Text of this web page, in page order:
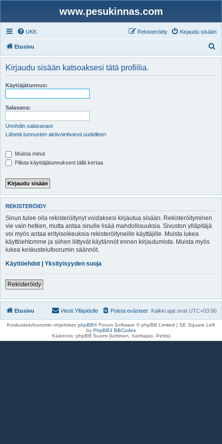
www.pesukinnas.com
UKK Kirjaudu sisään
Rekisteröidy
Etusivu
t
Kirjaudu sisään katsoaksesi tätä profiilia.
Käyttäjätunnus:
Salasana:
Unohdin salasanani
Lähetä tunnusten aktivointiviesti uudelleen
Muista minut
Piilota käyttäjätunnukseni tällä kertaa
REKISTERÖIDY
Sinun tulee olla rekisteröitynyt voidaksesi kirjautua sisään. Rekisteröityminen
vie vain hetken, mutta antaa sinulle lisää mahdollisuuksia. Sivuston ylläpitäjä
voi myös antaa erityisoikeuksia rekisteröityneille käyttäjille. Muista lukea
käyttöehtomme ja siihen liittyvät käytännöt ennen kirjautumista. Muista myös
lukea keskustelufoorumin säännöt.
Käyttöehdot | Yksityisyyden suoja
Rekisteröidy
Etusivu Kaikki ajat ovat UTC+03:00
Poista evästeet
Viesti Ylläpidolle
Keskustelufoorumin ohjelmisto phpBB® Forum Software © phpBB Limited | SE Square Left
by PhpBB3 BBCodes
Käännös: phpBB Suomi (lurttinen, harritapio, Pettis)